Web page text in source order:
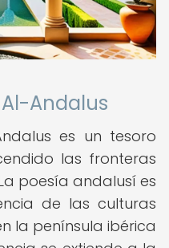
Al-Andalus
es un tesoro
las fronteras
poesía andalusí es
de las culturas
la península ibérica